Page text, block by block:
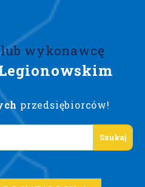
wykonawcę
przedsiębiorców!